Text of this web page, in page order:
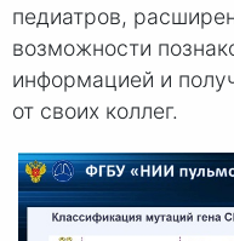
педиатров,
возможности
информацией и
от своих коллег.